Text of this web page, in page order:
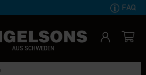
FAQ
AUS SCHWEDEN